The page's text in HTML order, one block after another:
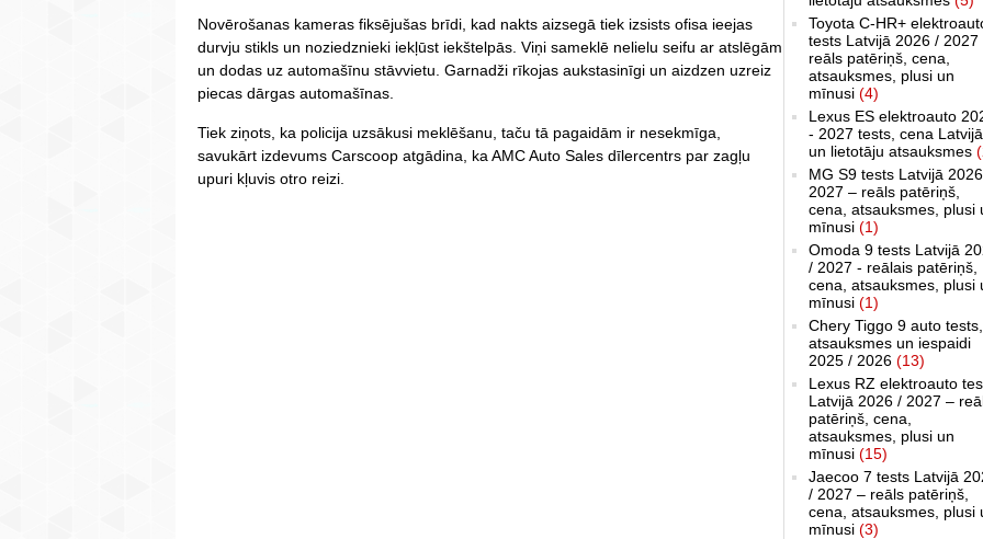
Novērošanas kameras fiksējušas brīdi, kad nakts aizsegā tiek izsists ofisa ieejas
durvju stikls un noziedznieki iekļūst iekštelpās. Viņi sameklē nelielu seifu ar atslēgām
un dodas uz automašīnu stāvvietu. Garnadži rīkojas aukstasinīgi un aizdzen uzreiz
piecas dārgas automašīnas.
Tiek ziņots, ka policija uzsākusi meklēšanu, taču tā pagaidām ir nesekmīga,
savukārt izdevums Carscoop atgādina, ka AMC Auto Sales dīlercentrs par zagļu
upuri kļuvis otro reizi.
Toyota C-HR+
tests Latvijā 2026 / 2027
reāls patēriņš, cena,
atsauksmes, plusi un
mīnusi (4)
Lexus ES elektroauto
- 2027 tests, cena Latvijā
un lietotāju atsauksmes
MG S9 tests Latvijā
2027 – reāls patēriņš,
cena, atsauksmes, plusi
mīnusi (1)
Omoda 9 tests Latvijā
/ 2027 - reālais patēriņš,
cena, atsauksmes, plusi
mīnusi (1)
Chery Tiggo 9 auto tests,
atsauksmes un iespaidi
2025 / 2026 (13)
Lexus RZ elektroauto
Latvijā 2026 / 2027 –
patēriņš, cena,
atsauksmes, plusi un
mīnusi (15)
Jaecoo 7 tests Latvijā
/ 2027 – reāls patēriņš,
cena, atsauksmes, plusi
mīnusi (3)